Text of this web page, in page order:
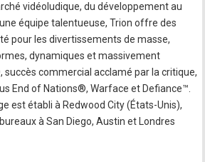
vidéoludique, du développement au
équipe talentueuse, Trion offre des
pour les divertissements de masse,
dynamiques et massivement
commercial acclamé par la critique,
End of Nations®, Warface et Defiance™.
est établi à Redwood City (États-Unis),
à San Diego, Austin et Londres